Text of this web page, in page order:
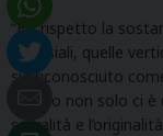
“È il rispetto la
ecclesiali, quelle
sia riconosciuto
all’altro non solo ci
sacralità e